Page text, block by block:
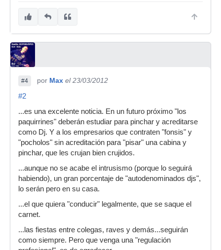
#4 por Max el 23/03/2012
#2
...es una excelente noticia. En un futuro próximo "los
paquirrines" deberán estudiar para pinchar y acreditarse
como Dj. Y a los empresarios que contraten "fonsis" y
"pocholos" sin acreditación para "pisar" una cabina y
pinchar, que les crujan bien crujidos.
...aunque no se acabe el intrusismo (porque lo seguirá
habiendo), un gran porcentaje de "autodenominados djs",
lo serán pero en su casa.
...el que quiera "conducir" legalmente, que se saque el
carnet.
...las fiestas entre colegas, raves y demás...seguirán
como siempre. Pero que venga una "regulación